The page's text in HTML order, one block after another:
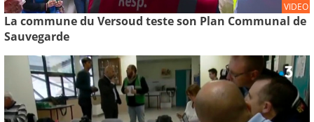
VIDEO
La commune du Versoud teste son Plan Communal de
Sauvegarde